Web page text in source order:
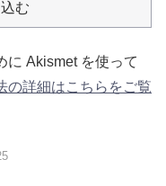
む
に Akismet を使って
の詳細はこちらをご覧